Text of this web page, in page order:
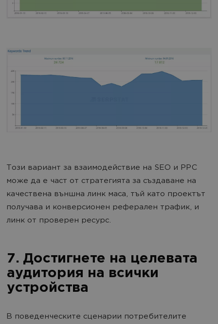
Този вариант за взаимодействие на SEO и PPC
може да е част от стратегията за създаване на
качествена външна линк маса, тъй като проектът
получава и конверсионен реферален трафик, и
линк от проверен ресурс.
7. Достигнете на целевата
аудитория на всички
устройства
В поведенческите сценарии потребителите